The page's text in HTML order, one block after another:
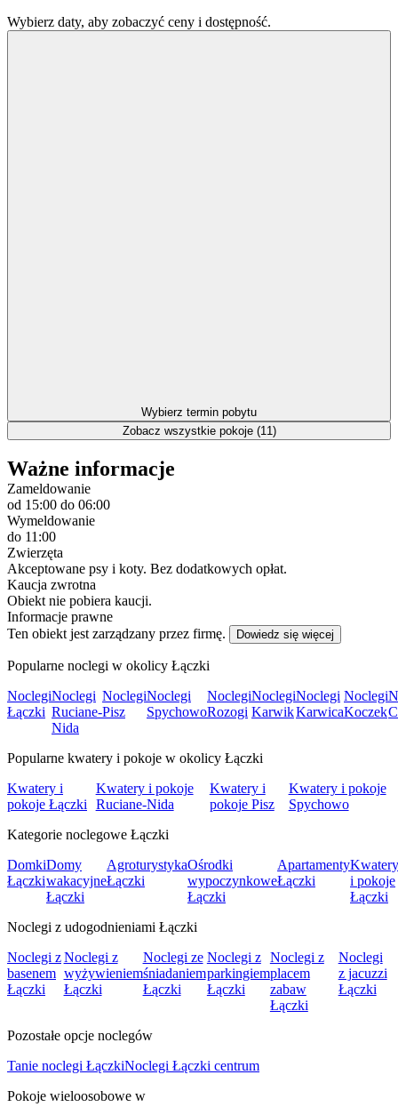
Wybierz daty, aby zobaczyć ceny i dostępność.
Wybierz termin pobytu
Zobacz wszystkie pokoje (11)
Ważne informacje
Zameldowanie
od 15:00 do 06:00
Wymeldowanie
do 11:00
Zwierzęta
Akceptowane psy i koty. Bez dodatkowych opłat.
Kaucja zwrotna
Obiekt nie pobiera kaucji.
Informacje prawne
Ten obiekt jest zarządzany przez firmę.
Dowiedz się więcej
Popularne noclegi w okolicy Łączki
Noclegi
Łączki
Noclegi
Ruciane-
Nida
Noclegi
Pisz
Noclegi
Spychowo
Noclegi
Rozogi
Noclegi
Karwik
Noclegi
Karwica
Noclegi
Koczek
Popularne kwatery i pokoje w okolicy Łączki
Kwatery i
pokoje Łączki
Kwatery i pokoje
Ruciane-Nida
Kwatery i
pokoje Pisz
Kwatery i pokoje
Spychowo
Kategorie noclegowe Łączki
Domki
Łączki
Domy
wakacyjne
Łączki
Agroturystyka
Łączki
Ośrodki
wypoczynkowe
Łączki
Apartamenty
Łączki
Kwatery
i pokoje
Łączki
Noclegi z udogodnieniami Łączki
Noclegi z
basenem
Łączki
Noclegi z
wyżywieniem
Łączki
Noclegi ze
śniadaniem
Łączki
Noclegi z
parkingiem
Łączki
Noclegi z
placem
zabaw
Łączki
Noclegi
z jacuzzi
Łączki
Pozostałe opcje noclegów
Tanie noclegi ŁączkiNoclegi Łączki centrum
Pokoje wieloosobowe w